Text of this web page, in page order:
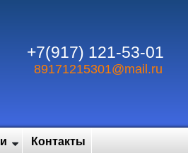
+7(917) 121-53-01
89171215301@mail.ru
Контакты